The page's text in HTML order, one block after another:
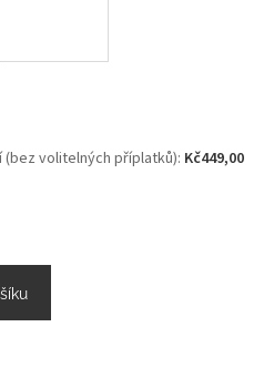
(bez volitelných příplatků): Kč449,00